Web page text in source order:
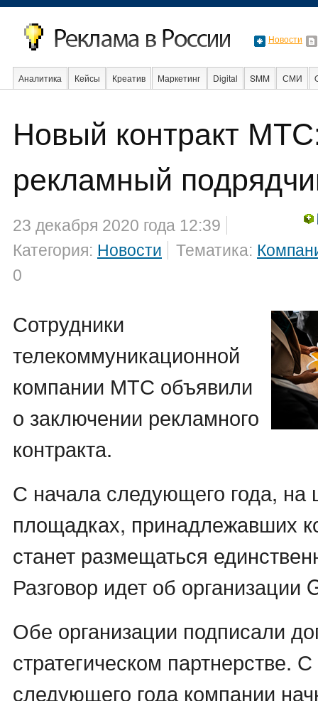
Новости
Аналитика Кейсы Креатив Маркетинг Digital SMM СМИ
Образование События Стартапы Факты
Новый контракт
рекламный
23 декабря 2020 года 12:39
Категория: Новости Тематика:
0
Сотрудники
телекоммуникационной
компании МТС объявили
о заключении рекламного
контракта.
С начала следующего года,
площадках, принадлежавших
станет размещаться
Разговор идет об организации
Обе организации подписали
стратегическом партнерстве.
следующего года компании